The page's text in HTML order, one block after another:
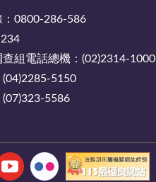
：0800-286-586
組電話總機：(02)2314-1000
5150
5586